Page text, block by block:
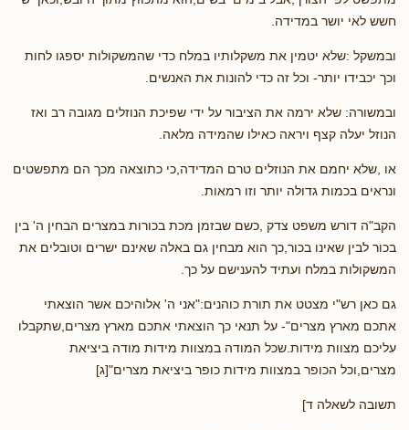
חשש לאי יושר במדידה.
ובמשקל :שלא יטמין את משקלותיו במלח כדי שהמשקולות יספגו לחות
וכך יכבידו יותר- וכל זה כדי להונות את האנשים.
ובמשורה: שלא ירמה את הציבור על ידי שפיכת הנוזלים מגובה רב ואז
הנוזל יעלה קצף ויראה כאילו שהמידה מלאה.
או ,שלא יחמם את הנוזלים טרם המדידה,כי כתוצאה מכך הם מתפשטים
ונראים בכמות גדולה יותר וזו רמאות.
הקב"ה דורש משפט צדק ,כשם שבזמן מכת בכורות במצרים הבחין ה' בין
בכור לבין שאינו בכור,כך הוא מבחין גם באלה שאינם ישרים וטובלים את
המשקולות במלח ועתיד להענישם על כך.
גם כאן רש"י מצטט את תורת כוהנים:"אני ה' אלוהיכם אשר הוצאתי
אתכם מארץ מצרים"- על תנאי כך הוצאתי אתכם מארץ מצרים,שתקבלו
עליכם מצוות מידות.שכל המודה במצוות מידות מודה ביציאת
מצרים,וכל הכופר במצוות מידות כופר ביציאת מצרים"[ג]
תשובה לשאלה ד]